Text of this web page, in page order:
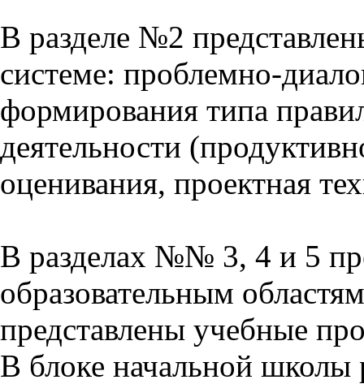
В разделе №2
системе: проблемно-
формирования типа
деятельности
оценивания, проектная
В разделах №№ 3, 4 и 5
образовательным
представлены учебные
В блоке начальной школы